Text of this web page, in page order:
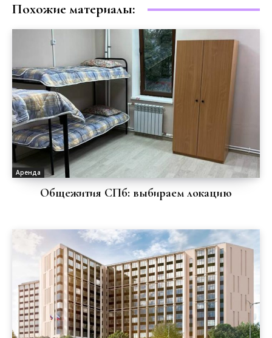
Похожие материалы:
Аренда
Общежития СПб: выбираем локацию